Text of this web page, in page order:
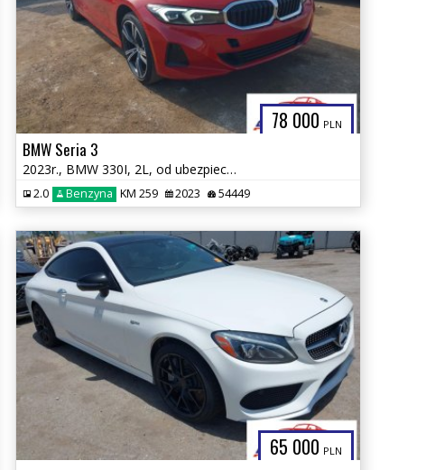
78 000 PLN
BMW Seria 3
2023r., BMW 330I, 2L, od ubezpieczalni
2.0 Benzyna KM 259 2023 54449
65 000 PLN